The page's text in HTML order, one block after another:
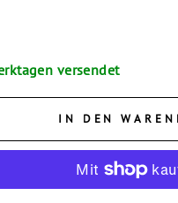
versendet
IN DEN